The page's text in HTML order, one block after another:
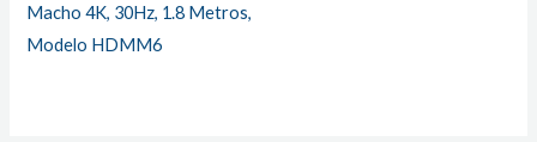
Macho 4K, 30Hz, 1.8 Metros,
Modelo HDMM6